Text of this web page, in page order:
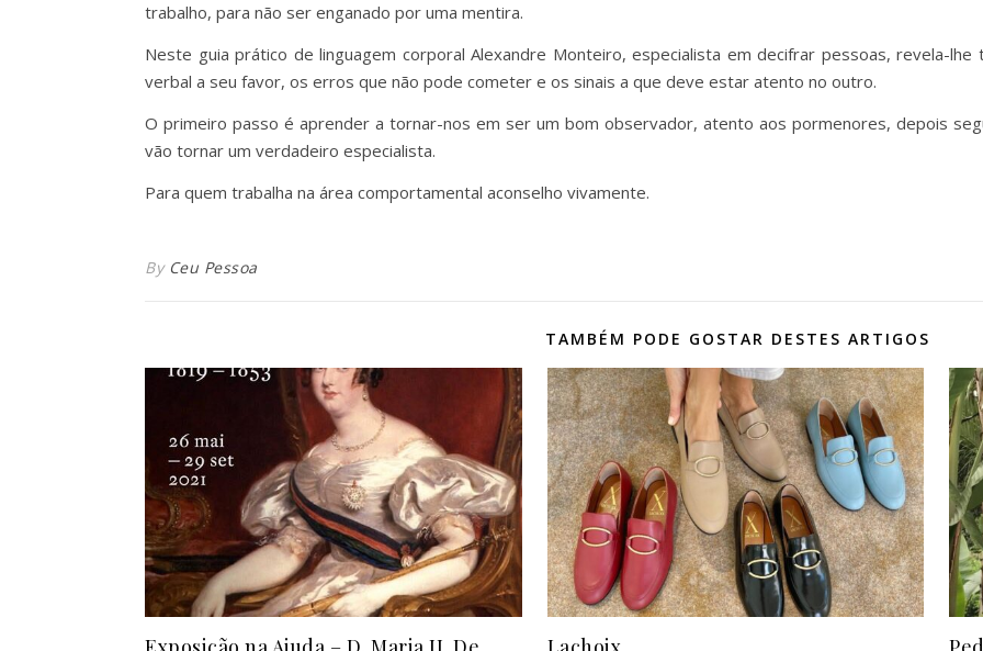
trabalho, para não ser enganado por uma mentira.
Neste guia prático de linguagem corporal Alexandre Monteiro, especialista em decifrar pessoas, revela-
verbal a seu favor, os erros que não pode cometer e os sinais a que deve estar atento no outro.
O primeiro passo é aprender a tornar-nos em ser um bom observador, atento aos pormenores, depois
vão tornar um verdadeiro especialista.
Para quem trabalha na área comportamental aconselho vivamente.
By Ceu Pessoa
TAMBÉM PODE GOSTAR DESTES ARTIGOS